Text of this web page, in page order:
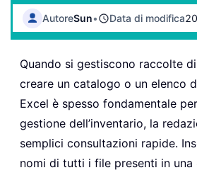
AutoreSun• Data di modifica
Quando si gestiscono raccolte
creare un catalogo o un elenco
Excel è spesso fondamentale
gestione dell’inventario, la
semplici consultazioni rapide.
nomi di tutti i file presenti in